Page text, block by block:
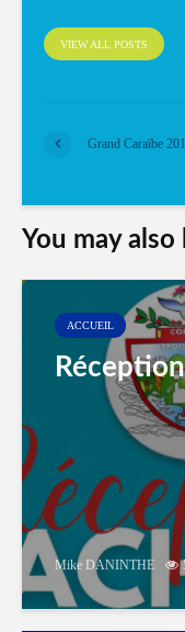
VIEW ALL POSTS
Grand Caraïbe
You may also
ACCUEIL
Mike DANINTHE